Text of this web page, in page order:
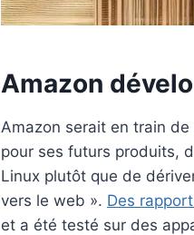
Amazon
Amazon serait en train de
pour ses futurs produits,
Linux plutôt que de
vers le web ». Des
et a été testé sur des